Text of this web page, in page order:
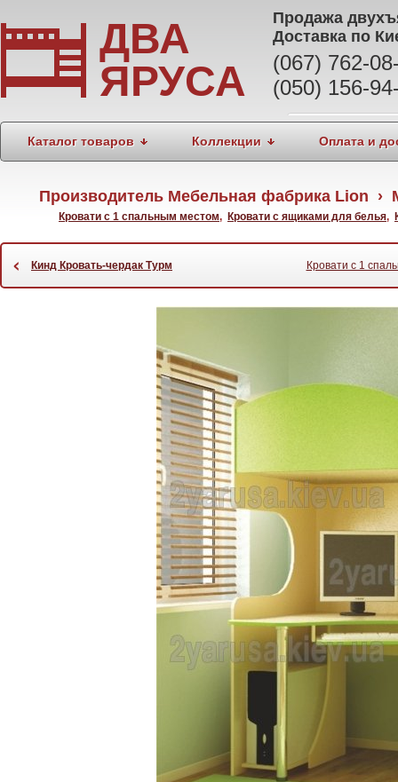
ДВА
ЯРУСА
Продажа
Доставка по
(067) 762-
(050) 156-
Каталог товаров Коллекции Оплата и
Производитель Мебельная фабрика Lion ›
Кровати с 1 спальным местом, Кровати с ящиками для белья,
‹ Кинд Кровать-чердак Турм Кровати с 1